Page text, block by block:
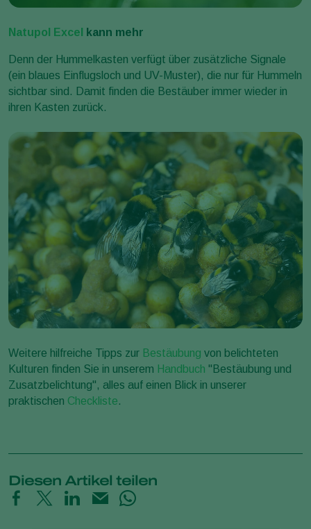
Natupol Excel kann mehr
Denn der Hummelkasten verfügt über zusätzliche Signale
(ein blaues Einflugsloch und UV-Muster), die nur für Hummeln
sichtbar sind. Damit finden die Bestäuber immer wieder in
ihren Kasten zurück.
Weitere hilfreiche Tipps zur Bestäubung von belichteten
Kulturen finden Sie in unserem Handbuch "Bestäubung und
Zusatzbelichtung", alles auf einen Blick in unserer
praktischen Checkliste.
Diesen Artikel teilen